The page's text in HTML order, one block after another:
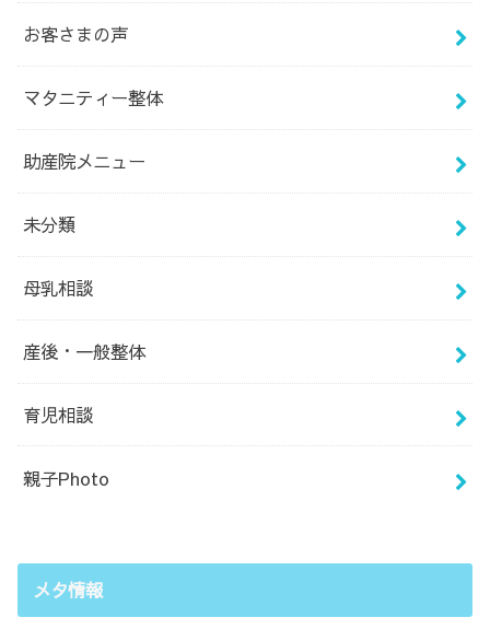
お客さまの声
マタニティー整体
助産院メニュー
未分類
母乳相談
産後・一般整体
育児相談
親子Photo
メタ情報